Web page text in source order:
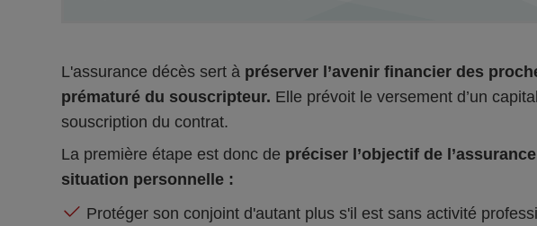
L'assurance décès sert à préserver l’avenir financier des
prématuré du souscripteur. Elle prévoit le versement d’un
souscription du contrat.
La première étape est donc de préciser l’objectif de
situation personnelle :
Protéger son conjoint d'autant plus s'il est sans activité